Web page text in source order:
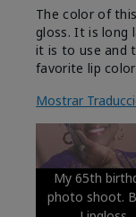
The color of
gloss. It is long
it is to use and
favorite lip
Mostrar
My 65th
photo shoot.